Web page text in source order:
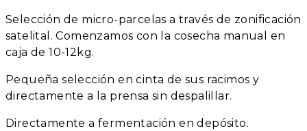
Selección de micro-parcelas a través de zonificación
satelital. Comenzamos con la cosecha manual en
caja de 10-12kg.
Pequeña selección en cinta de sus racimos y
directamente a la prensa sin despalillar.
Directamente a fermentación en depósito.